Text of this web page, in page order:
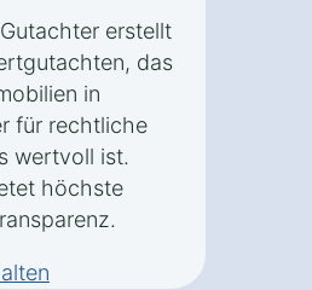
erstellt
das
in
für rechtliche
wertvoll ist.
höchste